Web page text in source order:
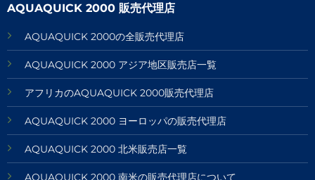
AQUAQUICK 2000 販売代理店
AQUAQUICK 2000の全販売代理店
AQUAQUICK 2000 アジア地区販売店一覧
アフリカのAQUAQUICK 2000販売代理店
AQUAQUICK 2000 ヨーロッパの販売代理店
AQUAQUICK 2000 北米販売店一覧
AQUAQUICK 2000 南米の販売代理店について